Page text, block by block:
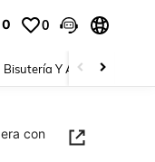
0 0
Bisutería Y Accesorios
con